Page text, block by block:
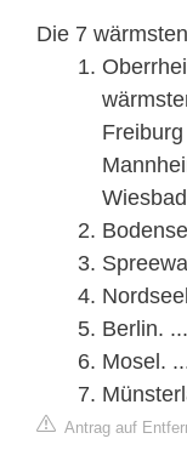
Die 7
Berlin. ...
Mosel.
Antrag auf